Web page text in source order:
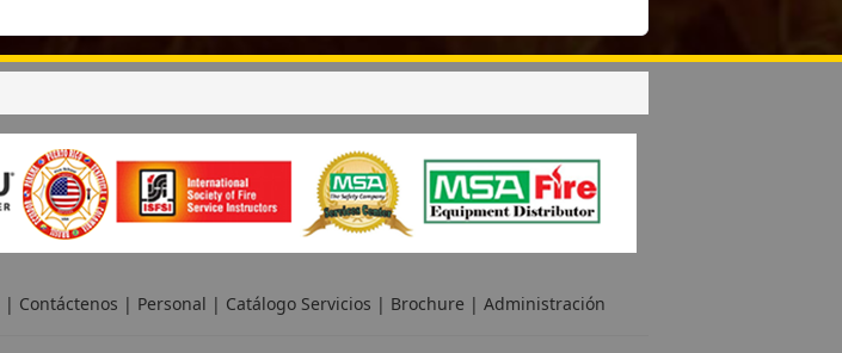
| Contáctenos | Personal | Catálogo Servicios | Brochure | Administración